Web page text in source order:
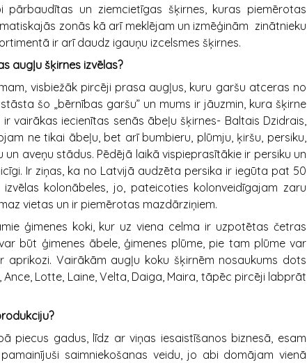
un ziemcietīgas šķirnes, kuras piemērotas
zonās kā arī meklējam un izmēģinām zinātnieku
ir arī daudz igauņu izcelsmes šķirnes.
augļu šķirnes izvēlas?
visbiežāk pircēji prasa augļus, kuru garšu atceras no
šo „bērnības garšu” un mums ir jāuzmin, kura šķirne
vairākas iecienītas senās ābeļu šķirnes- Baltais Dzidrais,
ne tikai ābeļu, bet arī bumbieru, plūmju, ķiršu, persiku,
aveņu stādus. Pēdējā laikā vispieprasītākie ir persiku un
Ir ziņas, ka no Latvijā audzēta persika ir iegūta pat 50
kolonābeles, jo, pateicoties kolonveidīgajam zaru
vietas un ir piemērotas mazdārziņiem.
ģimenes koki, kur uz viena celma ir uzpotētas četras
būt ģimenes ābele, ģimenes plūme, pie tam plūme var
Vairākām augļu koku šķirnēm nosaukums dots
Lotte, Laine, Velta, Daiga, Maira, tāpēc pircēji labprāt
piecus gadus, līdz ar viņas iesaistīšanos biznesā, esam
saimniekošanas veidu, jo abi domājam vienā